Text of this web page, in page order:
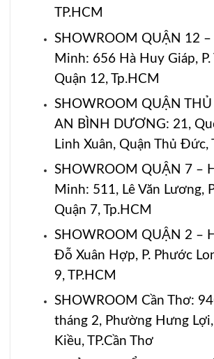
TP.HCM
SHOWROOM QUẬN 12 –
Minh: 656 Hà Huy Giáp, P.
Quận 12, Tp.HCM
SHOWROOM QUẬN
AN BÌNH DƯƠNG: 21,
Linh Xuân, Quận Thủ Đức,
SHOWROOM QUẬN 7 –
Minh: 511, Lê Văn Lương,
Quận 7, Tp.HCM
SHOWROOM QUẬN 2 –
Đỗ Xuân Hợp, P. Phước
9, TP.HCM
SHOWROOM Cần Thơ:
tháng 2, Phường Hưng
Kiều, TP.Cần Thơ